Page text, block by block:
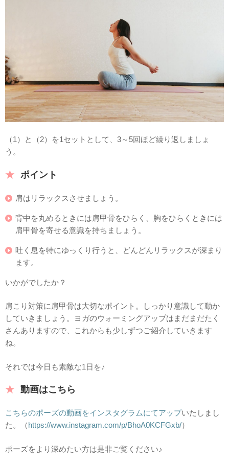
（1）と（2）を1セットとして、3～5回ほど繰り返しましょ
う。
ポイント
肩はリラックスさせましょう。
背中を丸めるときには肩甲骨をひらく、胸をひらくときには
肩甲骨を寄せる意識を持ちましょう。
吐く息を特にゆっくり行うと、どんどんリラックスが深まり
ます。
いかがでしたか？
肩こり対策に肩甲骨は大切なポイント。しっかり意識して動か
していきましょう。ヨガのウォーミングアップはまだまだたく
さんありますので、これからも少しずつご紹介していきます
ね。
それでは今日も素敵な1日を♪
動画はこちら
こちらのポーズの動画をインスタグラムにてアップいたしまし
た。（https://www.instagram.com/p/BhoA0KCFGxb/）
ポーズをより深めたい方は是非ご覧ください♪